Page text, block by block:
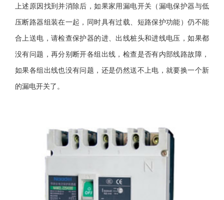
上述原因找到并消除后，如果家用漏电开关（漏电保护器与低
压断路器组装在一起，同时具有过载、短路保护功能）仍不能
合上送电，请检查保护器的进、出线桩头和进线电压，如果都
没有问题，再分别断开各组出线，检查是否有内部线路故障，
如果各组出线也没有问题，还是仍然送不上电，就要换一个新
的漏电开关了。